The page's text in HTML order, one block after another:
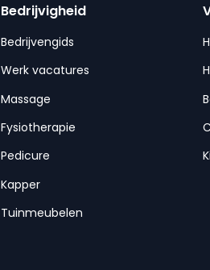
Bedrijvigheid
Bedrijvengids
Werk vacatures
Massage
Fysiotherapie
Pedicure
Kapper
Tuinmeubelen